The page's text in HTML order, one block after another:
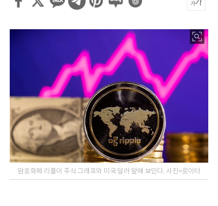
암호화폐 리플이 주식 그래프와 미국 달러 앞에 보인다. 사진=로이터